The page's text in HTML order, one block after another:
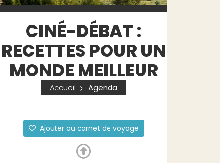
CINÉ-DÉBAT :
RECETTES POUR UN
MONDE MEILLEUR
Accueil Agenda
Ajouter au carnet de voyage